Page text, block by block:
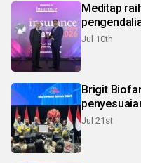
Meditap
Jul 10th
Brigit
Jul 21st